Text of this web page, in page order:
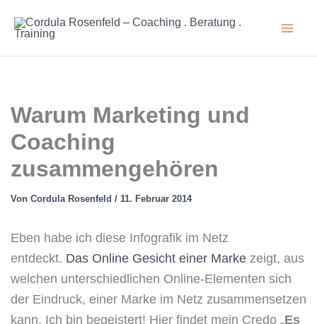
Inhalt
Warum Marketing und
Coaching
zusammengehören
Von Cordula Rosenfeld / 11. Februar 2014
Eben habe ich diese Infografik im Netz
entdeckt. Das Online Gesicht einer Marke zeigt, aus
welchen unterschiedlichen Online-Elementen sich
der Eindruck, einer Marke im Netz zusammensetzen
kann. Ich bin begeistert! Hier findet mein Credo „Es